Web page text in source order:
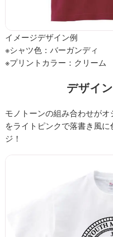
イメージデザイン例
※シャツ色：バーガンディ
※プリントカラー：クリーム
デザイ
モノトーンの組み合わせが
をライトピンクで落書き風
ジ！